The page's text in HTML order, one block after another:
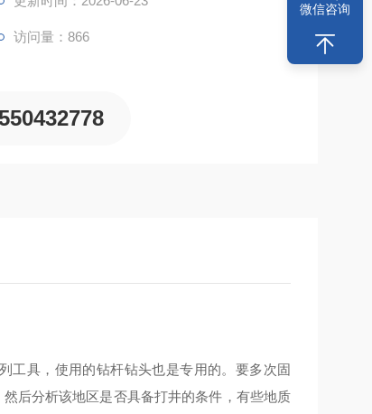
访问量：866
工具，使用的钻杆钻头也是专用的。要多次固
后分析该地区是否具备打井的条件，有些地质
微信咨询